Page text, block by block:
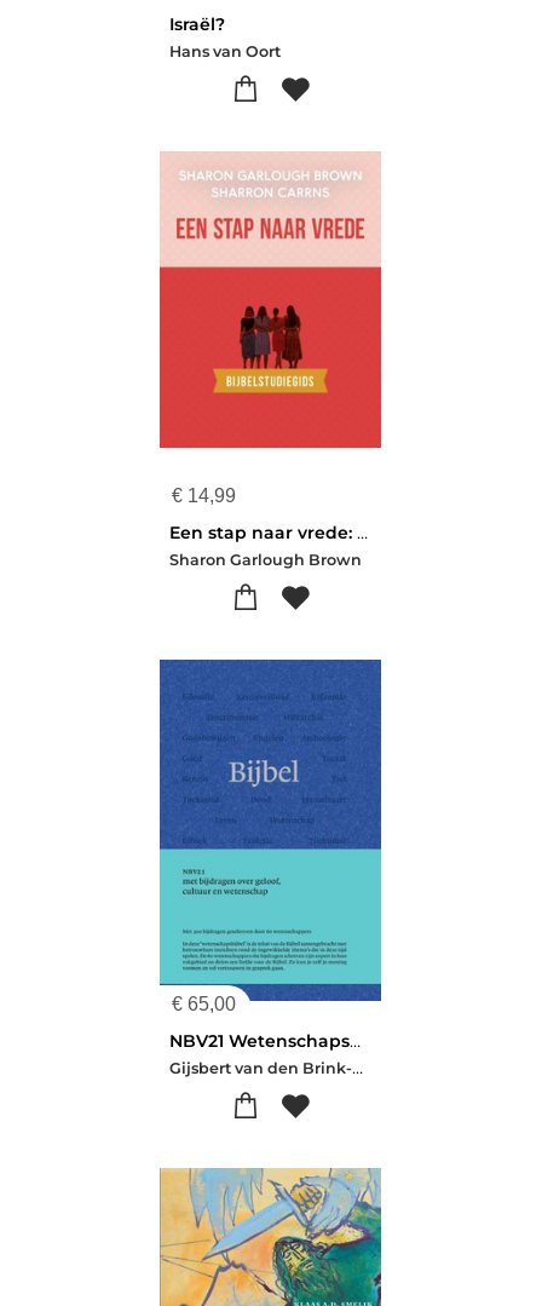
Israël?
Hans van Oort
€ 14,99
Een stap naar vrede: bijbelstudiegids
Sharon Garlough Brown
€ 65,00
NBV21 Wetenschapsbijbel
Gijsbert van den Brink-Leene Almatine-Trees van Montfoort